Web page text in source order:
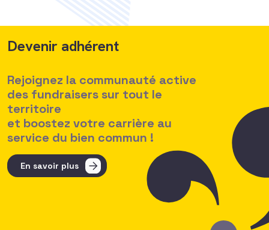
Devenir adhérent
Rejoignez la communauté active
des fundraisers sur tout le
territoire
et boostez votre carrière au
service du bien commun !
En savoir plus